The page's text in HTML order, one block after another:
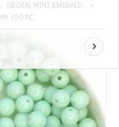
GROEN, MINT, EMERALD
100 PC.